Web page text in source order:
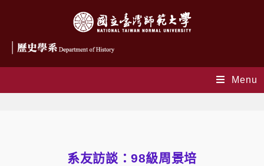
Menu
系友訪談：98級周景培